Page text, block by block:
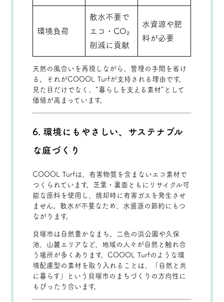
環境負荷
散水不要で
エコ・CO₂
削減に貢献
水資源や肥
料が必要
天然の風合いを再現しながら、管理の手間を省け
る。それがCOOOL Turfが支持される理由です。
見た目だけでなく、“暮らしを支える素材”として
価値が高まっています。
6. 環境にもやさしい、サステナブル
な庭づくり
COOOL Turfは、有害物質を含まないエコ素材で
つくられています。芝葉・裏面ともにリサイクル可
能な原料を使用し、焼却時に有害ガスを発生させ
ません。散水が不要なため、水資源の節約にもつ
ながります。
貝塚市は自然豊かなまち。二色の浜公園や久保
池、山麓エリアなど、地域の人々が自然と触れ合
う場所が多くあります。COOOL Turfのような環
境配慮型の素材を取り入れることは、「自然と共
に暮らす」という貝塚市のまちづくりの方向性に
もぴったり合います。